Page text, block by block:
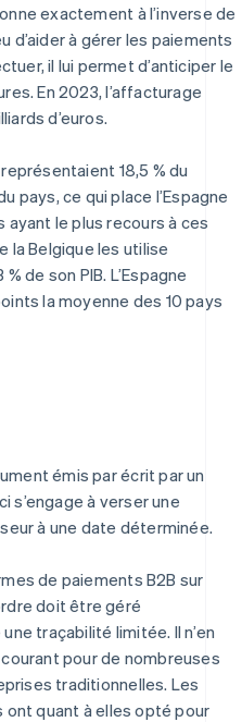
exactement à l’inverse de
d’aider à gérer les paiements
il lui permet d’anticiper le
En 2023, l’affacturage
d’euros.
18,5 % du
pays, ce qui place l’Espagne
ayant le plus recours à ces
la Belgique les utilise
de son PIB. L’Espagne
la moyenne des 10 pays
émis par écrit par un
s’engage à verser une
à une date déterminée.
de paiements B2B sur
doit être géré
traçabilité limitée. Il n’en
pour de nombreuses
traditionnelles. Les
quant à elles opté pour